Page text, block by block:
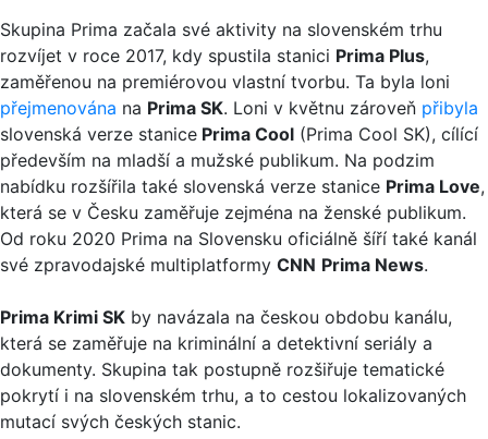
Skupina Prima začala své aktivity na slovenském trhu
rozvíjet v roce 2017, kdy spustila stanici Prima Plus,
zaměřenou na premiérovou vlastní tvorbu. Ta byla loni
přejmenována na Prima SK. Loni v květnu zároveň přibyla
slovenská verze stanice Prima Cool (Prima Cool SK), cílící
především na mladší a mužské publikum. Na podzim
nabídku rozšířila také slovenská verze stanice Prima Love,
která se v Česku zaměřuje zejména na ženské publikum.
Od roku 2020 Prima na Slovensku oficiálně šíří také kanál
své zpravodajské multiplatformy CNN Prima News.
Prima Krimi SK by navázala na českou obdobu kanálu,
která se zaměřuje na kriminální a detektivní seriály a
dokumenty. Skupina tak postupně rozšiřuje tematické
pokrytí i na slovenském trhu, a to cestou lokalizovaných
mutací svých českých stanic.